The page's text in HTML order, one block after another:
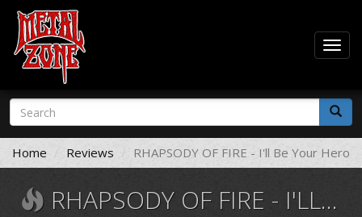
Skip
main
content
Search
form
Search
Home Reviews RHAPSODY OF FIRE - I'll Be Your Hero
RHAPSODY OF FIRE - I'LL BE YOUR HERO